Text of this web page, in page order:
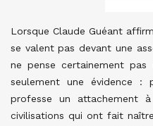
Lorsque Claude Guéant
se valent pas devant une
ne pense certainement
seulement une évidence :
professe un attachement
civilisations qui ont fait